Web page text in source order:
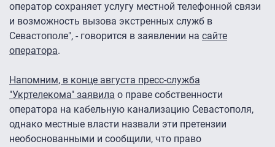
оператор сохраняет услугу местной телефонной связи
и возможность вызова экстренных служб в
Севастополе", - говорится в заявлении на сайте
оператора.
Напомним, в конце августа пресс-служба
"Укртелекома" заявила о праве собственности
оператора на кабельную канализацию Севастополя,
однако местные власти назвали эти претензии
необоснованными и сообщили, что право